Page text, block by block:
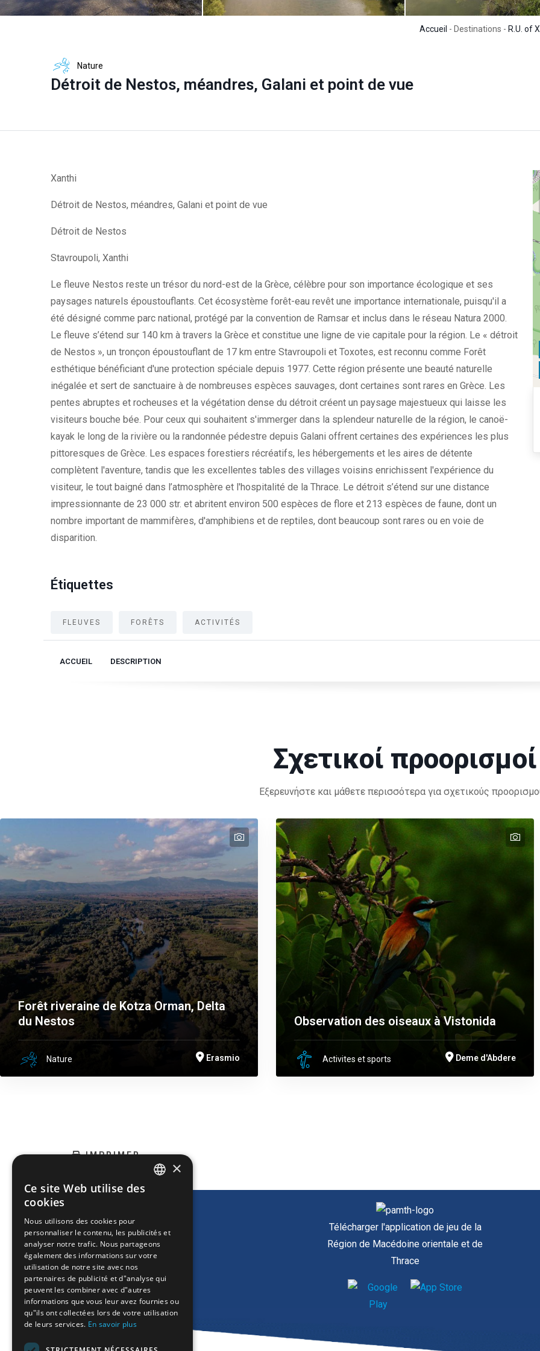
Accueil - Destinations - R.U. of
Nature
Détroit de Nestos, méandres, Galani et point de vue
Xanthi
Détroit de Nestos, méandres, Galani et point de vue
Détroit de Nestos
Stavroupoli, Xanthi
Le fleuve Nestos reste un trésor du nord-est de la Grèce, célèbre pour son importance écologique et ses
paysages naturels époustouflants. Cet écosystème forêt-eau revêt une importance internationale, puisqu'il a
été désigné comme parc national, protégé par la convention de Ramsar et inclus dans le réseau Natura 2000.
Le fleuve s’étend sur 140 km à travers la Grèce et constitue une ligne de vie capitale pour la région. Le « détroit
de Nestos », un tronçon époustouflant de 17 km entre Stavroupoli et Toxotes, est reconnu comme Forêt
esthétique bénéficiant d'une protection spéciale depuis 1977. Cette région présente une beauté naturelle
inégalée et sert de sanctuaire à de nombreuses espèces sauvages, dont certaines sont rares en Grèce. Les
pentes abruptes et rocheuses et la végétation dense du détroit créent un paysage majestueux qui laisse les
visiteurs bouche bée. Pour ceux qui souhaitent s'immerger dans la splendeur naturelle de la région, le canoë-
kayak le long de la rivière ou la randonnée pédestre depuis Galani offrent certaines des expériences les plus
pittoresques de Grèce. Les espaces forestiers récréatifs, les hébergements et les aires de détente
complètent l'aventure, tandis que les excellentes tables des villages voisins enrichissent l'expérience du
visiteur, le tout baigné dans l’atmosphère et l'hospitalité de la Thrace. Le détroit s’étend sur une distance
impressionnante de 23 000 str. et abritent environ 500 espèces de flore et 213 espèces de faune, dont un
nombre important de mammifères, d'amphibiens et de reptiles, dont beaucoup sont rares ou en voie de
disparition.
Étiquettes
FLEUVES FORÊTS ACTIVITÉS
ACCUEIL DESCRIPTION
Σχετικοί προορισμοί
Εξερευνήστε και μάθετε περισσότερα για σχετικούς
text
text
text
text
Forêt riveraine de Kotza Orman, Delta
du Nestos
Nature Erasmio
Observation des oiseaux à Vistonida
Activites et sports Deme d'Abdere
IMPRIMER
Télécharger l'application de jeu de la
Région de Macédoine orientale et de
Thrace
FRENCH
BULGARIAN
GERMAN
ROMANIAN
TURKISH
×
Ce site Web utilise des
cookies
Nous utilisons des cookies pour
personnaliser le contenu, les publicités et
analyser notre trafic. Nous partageons
également des informations sur votre
utilisation de notre site avec nos
partenaires de publicité et d"analyse qui
peuvent les combiner avec d"autres
informations que vous leur avez fournies ou
qu"ils ont collectées lors de votre utilisation
de leurs services. En savoir plus